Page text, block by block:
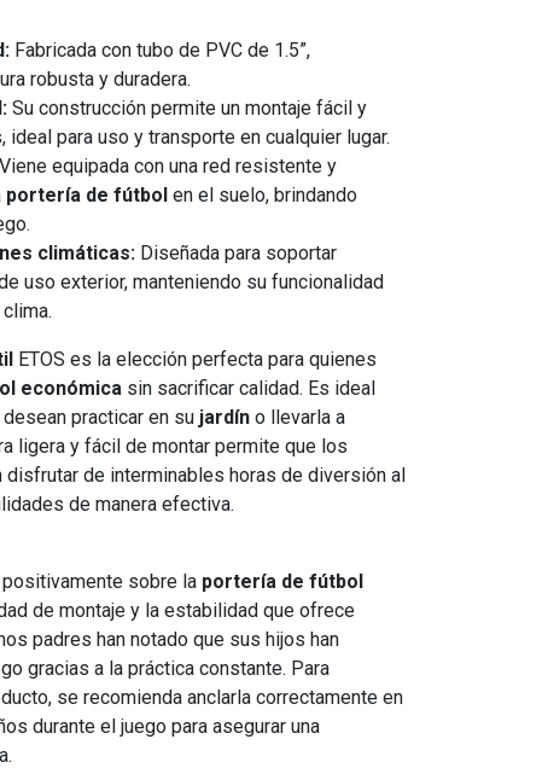
Fabricada con tubo de PVC de 1.5”,
robusta y duradera.
Su construcción permite un montaje fácil y
para uso y transporte en cualquier lugar.
Viene equipada con una red resistente y
portería de fútbol en el suelo, brindando
climáticas: Diseñada para soportar
uso exterior, manteniendo su funcionalidad
ETOS es la elección perfecta para quienes
económica sin sacrificar calidad. Es ideal
practicar en su jardín o llevarla a
ligera y fácil de montar permite que los
de interminables horas de diversión al
de manera efectiva.
sobre la portería de fútbol
de montaje y la estabilidad que ofrece
padres han notado que sus hijos han
gracias a la práctica constante. Para
se recomienda anclarla correctamente en
durante el juego para asegurar una